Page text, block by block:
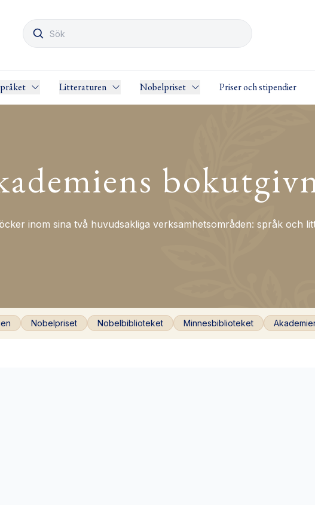
Litteraturen Nobelpriset Priser och stipendier
inom sina två huvudsakliga verksamhetsområden: språk och
Nobelpriset Nobelbiblioteket Minnesbiblioteket